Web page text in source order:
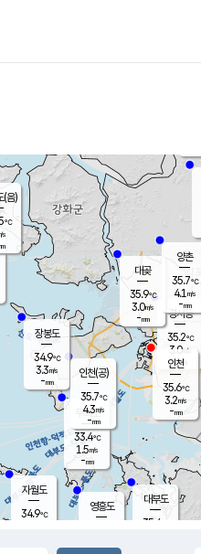
무의도
33.4℃
1.5m/s
-mm
영흥도
자월도
34.9℃
장봉도
34.9℃
3.3m/s
-mm
대부도
35.4
경서동
35.2℃
3.0m/s
-mm
대곶
35.9℃
3.0m/s
-mm
양촌
35.7℃
4.1 m/s
-mm
인천(공)
35.7℃
4.3m/s
-mm
(음)
℃
s
인천
35.6℃
3.2m/s
-mm